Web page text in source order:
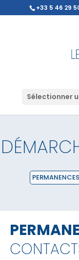
+33 5 46 29
Sélectionner
PERMANENCES